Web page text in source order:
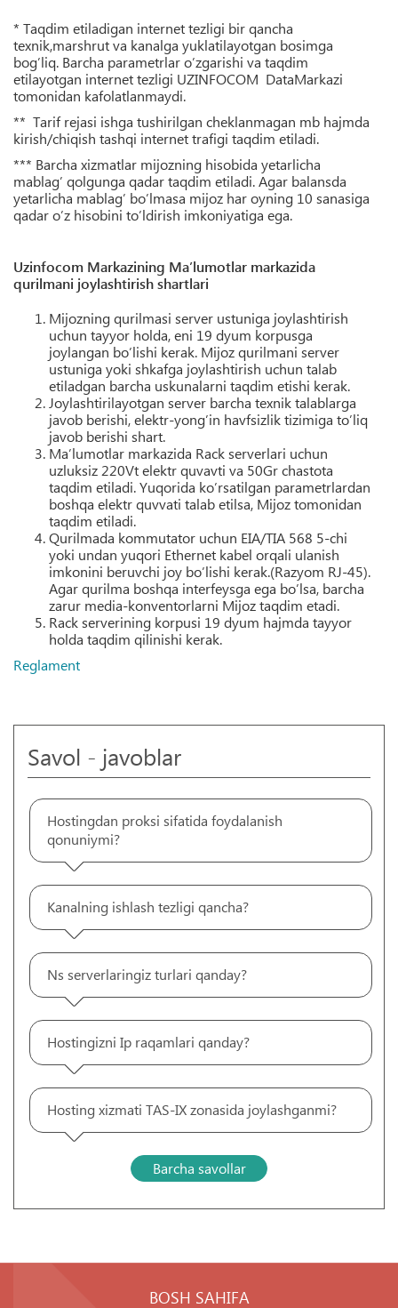
* Taqdim etiladigan internet tezligi bir qancha
texnik,marshrut va kanalga yuklatilayotgan bosimga
bog’liq. Barcha parametrlar o’zgarishi va taqdim
etilayotgan internet tezligi UZINFOCOM DataMarkazi
tomonidan kafolatlanmaydi.
** Tarif rejasi ishga tushirilgan cheklanmagan mb hajmda
kirish/chiqish tashqi internet trafigi taqdim etiladi.
*** Barcha xizmatlar mijozning hisobida yetarlicha
mablag’ qolgunga qadar taqdim etiladi. Agar balansda
yetarlicha mablag’ bo’lmasa mijoz har oyning 10 sanasiga
qadar o’z hisobini to’ldirish imkoniyatiga ega.
Uzinfocom Markazining Ma’lumotlar markazida
qurilmani joylashtirish shartlari
Mijozning qurilmasi server ustuniga joylashtirish
uchun tayyor holda, eni 19 dyum korpusga
joylangan bo’lishi kerak. Mijoz qurilmani server
ustuniga yoki shkafga joylashtirish uchun talab
etiladgan barcha uskunalarni taqdim etishi kerak.
Joylashtirilayotgan server barcha texnik talablarga
javob berishi, elektr-yong’in havfsizlik tizimiga to’liq
javob berishi shart.
Ma’lumotlar markazida Rack serverlari uchun
uzluksiz 220Vt elektr quvavti va 50Gr chastota
taqdim etiladi. Yuqorida ko’rsatilgan parametrlardan
boshqa elektr quvvati talab etilsa, Mijoz tomonidan
taqdim etiladi.
Qurilmada kommutator uchun EIA/TIA 568 5-chi
yoki undan yuqori Ethernet kabel orqali ulanish
imkonini beruvchi joy bo’lishi kerak.(Razyom RJ-45).
Agar qurilma boshqa interfeysga ega bo’lsa, barcha
zarur media-konventorlarni Mijoz taqdim etadi.
Rack serverining korpusi 19 dyum hajmda tayyor
holda taqdim qilinishi kerak.
Reglament
Savol - javoblar
Hostingdan proksi sifatida foydalanish
qonuniymi?
Kanalning ishlash tezligi qancha?
Ns serverlaringiz turlari qanday?
Hostingizni Ip raqamlari qanday?
Hosting xizmati TAS-IX zonasida joylashganmi?
Barcha savollar
BOSH SAHIFA